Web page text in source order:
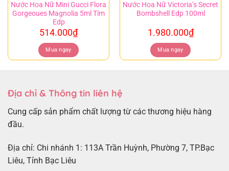
Nước Hoa Nữ Mini Gucci Flora
Gorgeoues Magnolia 5ml Tím
Edp
514.000₫
Mua ngay
Nước Hoa Nữ Victoria’s Secret
Bombshell Edp 100ml
1.980.000₫
Mua ngay
Địa chỉ & Thông tin liên hệ
Cung cấp sản phẩm chất lượng từ các thương hiệu hàng
đầu.
Địa chỉ: Chi nhánh 1: 113A Trần Huỳnh, Phường 7, TP.Bạc
Liêu, Tỉnh Bạc Liêu